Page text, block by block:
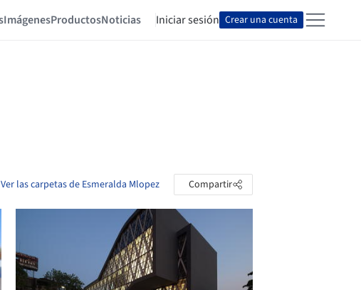
ImágenesProductosNoticias Iniciar sesión Crear una cuenta
Ver las carpetas de Esmeralda Mlopez Compartir